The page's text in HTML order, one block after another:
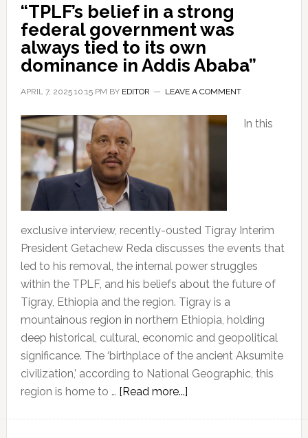
“TPLF’s belief in a strong
federal government was
always tied to its own
dominance in Addis Ababa”
APRIL 7, 2025 10:15 PM BY EDITOR LEAVE A COMMENT
In this
exclusive interview, recently-ousted Tigray Interim
President Getachew Reda discusses the events that
led to his removal, the internal power struggles
within the TPLF, and his beliefs about the future of
Tigray, Ethiopia and the region. Tigray is a
mountainous region in northern Ethiopia, holding
deep historical, cultural, economic and geopolitical
significance. The ‘birthplace of the ancient Aksumite
civilization,’ according to National Geographic, this
region is home to … [Read more...]about